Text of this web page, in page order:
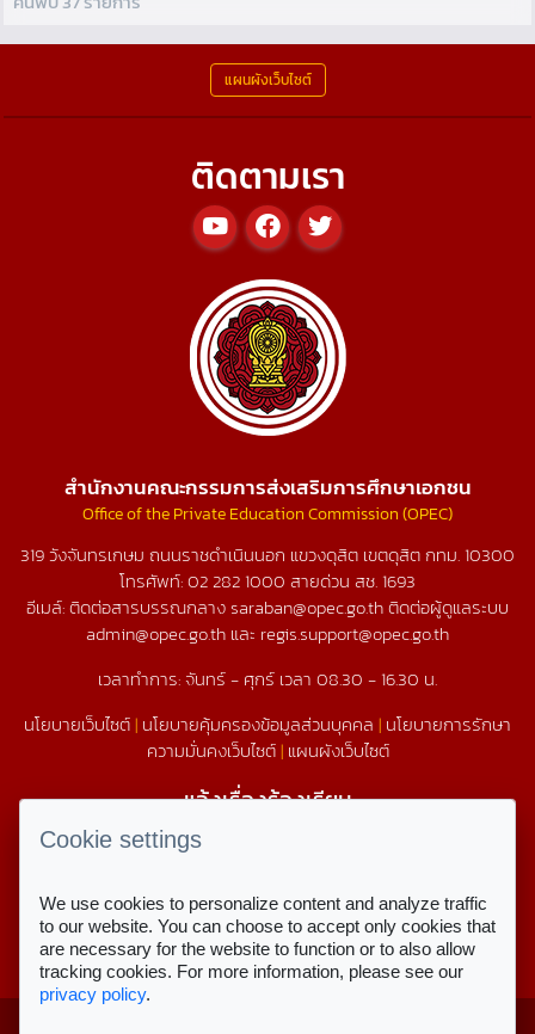
แผนผังเว็บไซต์
ติดตามเรา
สำนักงานคณะกรรมการส่งเสริมการศึกษาเอกชน
Office of the Private Education Commission (OPEC)
319 วังจันทรเกษม ถนนราชดำเนินนอก แขวงดุสิต เขตดุสิต กทม. 10300
โทรศัพท์:02 282 1000 สายด่วน สช.1693
อีเมล์: ติดต่อสารบรรณกลาง saraban@opec.go.th ติดต่อผู้ดูแลระบบ
admin@opec.go.th และ regis.support@opec.go.th
เวลาทำการ: จันทร์ - ศุกร์ เวลา 08.30 - 16.30 น.
นโยบายเว็บไซต์| นโยบายคุ้มครองข้อมูลส่วนบุคคล | นโยบายการรักษา
ความมั่นคงเว็บไซต์| แผนผังเว็บไซต์
แจ้งเรื่องร้องเรียน
1579
สถิติการใช้งานเว็บไซต์
สถิติการเข้าชม
Cookie settings
We use cookies to personalize content and analyze traffic
to our website. You can choose to accept only cookies that
are necessary for the website to function or to also allow
tracking cookies. For more information, please see our
privacy policy.